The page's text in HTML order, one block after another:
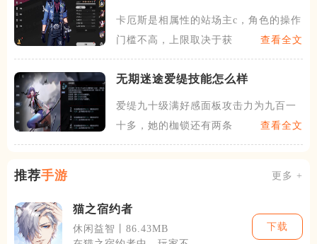
卡厄斯是相属性的站场主c，角色的操作
门槛不高，上限取决于获取
查看全文
无期迷途​爱缇技能怎么样
爱缇九十级满好感面板攻击力为九百一
十多，她的枷锁还有两条攻击
查看全文
推荐手游 更多 +
猫之宿约者
休闲益智丨86.43MB
下载